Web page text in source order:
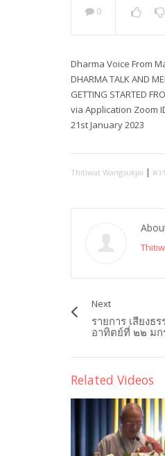
0
Dharma Voice From
DHARMA TALK AND
GETTING STARTED
via Application Zoom
21st January 2023
Thitiwat Wangsukjai | คว
Next
รายการ เสียงธ
อาทิตย์ที่ ๒๒ ม
Related Videos